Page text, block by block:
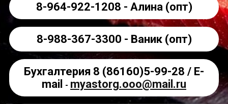
8-964-922-1208 - Алина (опт)
8-988-367-3300 - Ваник (опт)
Бухгалтерия 8 (86160)5-99-28 / E-
mail - myastorg.ooo@mail.ru